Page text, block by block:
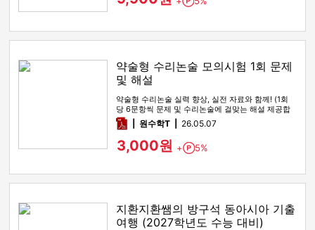
약술형 수리논술 모의시험 1회 문제
및 해설
약술형 수리논술 실력 향상, 실전 자료와 함께! (1회
당 6문항씩 문제 및 수리논술에 걸맞는 해설 제공합
니다!)pdf원수학T 26.05.07
3,000원 + Point
5%
지환지환쌤의 방구석 동아시아 기출
여행 (2027학년도 수능 대비)